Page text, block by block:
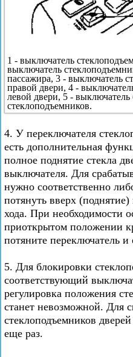
1 - выключатель
выключатель
пассажира, 3 - выключатель
правой двери, 4 -
левой двери, 5 - выключатель
стеклоподъемников.
4. У переключателя
есть дополнительная
полное поднятие стекла
выключателя. Для
нужно соответственно
потянуть вверх
хода. При необходимости
приоткрытом положении
потяните переключатель и
5. Для блокировки
соответствующий
регулировка положения
станет невозможной. Для
стеклоподъемников
еще раз.